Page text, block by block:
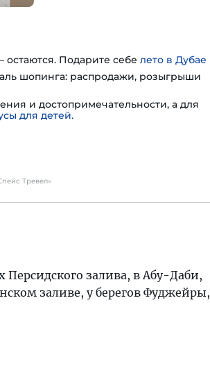
Подарите себе лето в Дубае
шопинга: распродажи, розыгрыши
и достопримечательности, а для
для детей.
Тревел»
Персидского залива, в Абу-Даби,
заливе, у берегов Фуджейры,